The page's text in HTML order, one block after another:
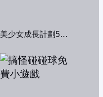
美少女成長計劃5.2中文版